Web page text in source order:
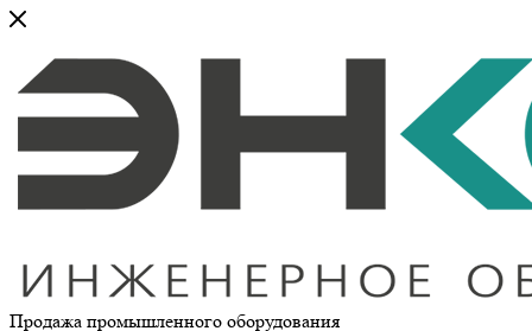
Продажа промышленного оборудования